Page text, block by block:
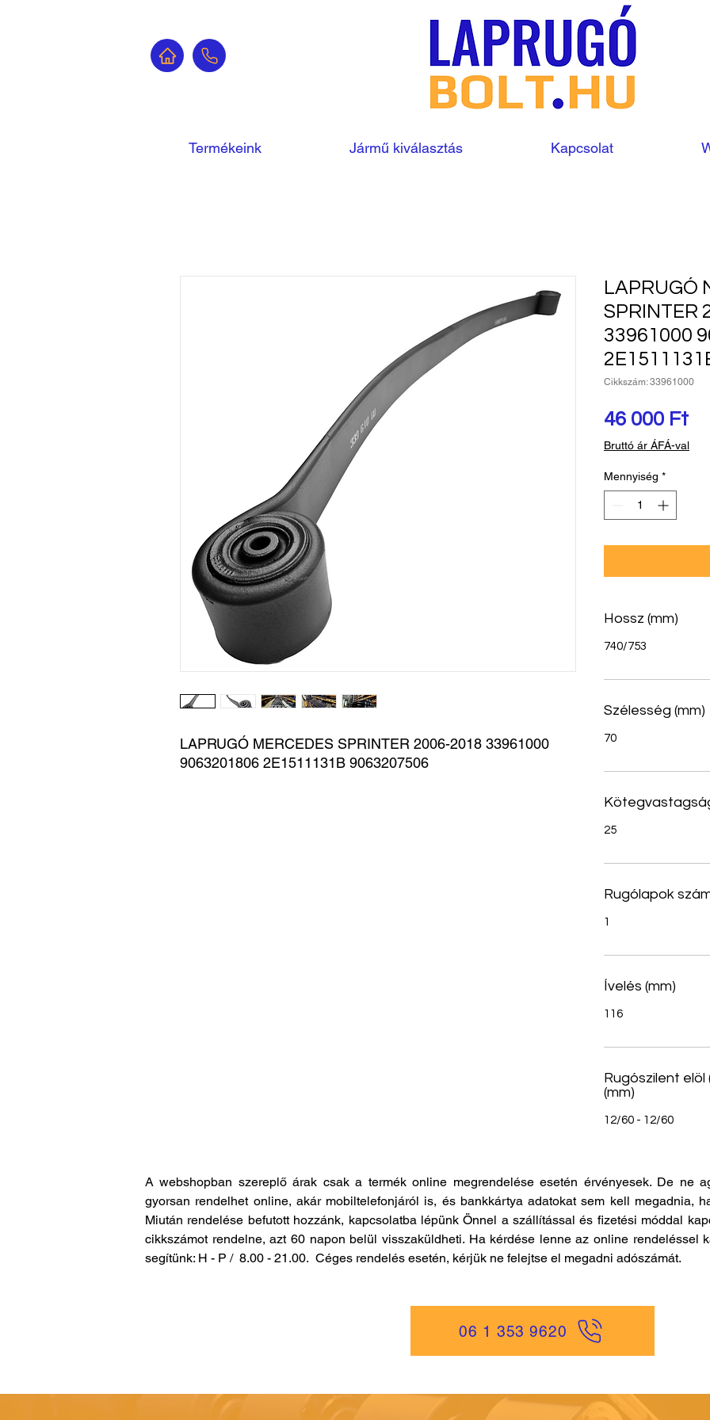
Termékeink Jármű kiválasztás Kapcsolat
LAPRUGÓ MERCEDES SPRINTER 2006-2018 33961000
9063201806 2E1511131B 9063207506
LAPRUGÓ
SPRINTER
33961000
Cikkszám: 33961000
46 000 FtÁr
Bruttó ár ÁFÁ-val
Mennyiség *
Hossz (mm)
740/753
Szélesség (mm)
70
25
Rugólapok
1
Ívelés (mm)
116
Rugószilent elöl
(mm)
12/60 - 12/60
A webshopban szereplő árak csak a termék online megrendelése esetén érvényesek. De ne
gyorsan rendelhet online, akár mobiltelefonjáról is, és bankkártya adatokat sem kell megadnia,
Miután rendelése befutott hozzánk, kapcsolatba lépünk Önnel a szállítással és fizetési móddal
cikkszámot rendelne, azt 60 napon belül visszaküldheti. Ha kérdése lenne az online rendeléssel
segítünk: H - P / 8.00 - 21.00. Céges rendelés esetén, kérjük ne felejtse el megadni adószámát.
06 1 353 9620